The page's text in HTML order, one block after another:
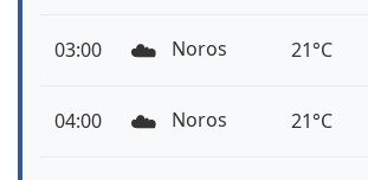
03:00 ☁️ Noros 21°C
04:00 ☁️ Noros 21°C